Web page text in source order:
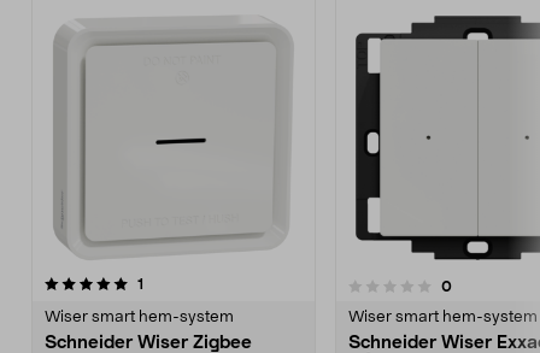
1
Wiser smart hem-system
Schneider Wiser Zigbee
0.0 av 5 stjärnor 0recensioner
Wiser smart hem-system
Schneider Wiser
0.0 av 5 stjärnor